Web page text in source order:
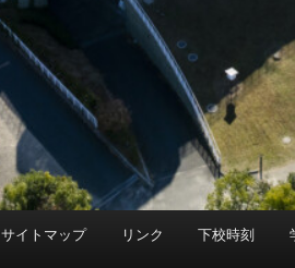
サイトマップ リンク 下校時刻